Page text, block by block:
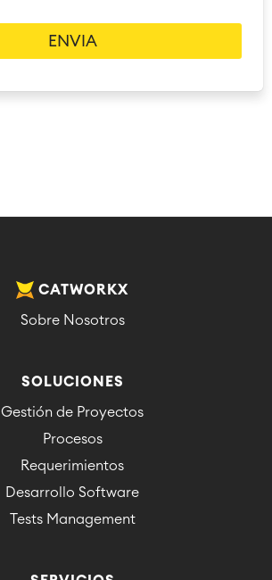
CATWORKX
Sobre Nosotros
SOLUCIONES
Gestión de Proyectos
Procesos
Requerimientos
Desarrollo Software
Tests Management